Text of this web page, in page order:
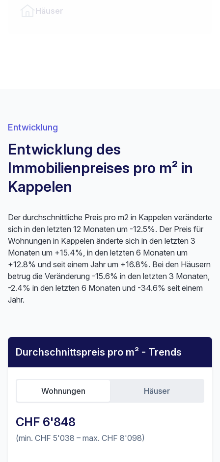
Häuser
Entwicklung
Entwicklung des
Immobilienpreises pro m² in
Kappelen
Der durchschnittliche Preis pro m2 in Kappelen veränderte
sich in den letzten 12 Monaten um -12.5%. Der Preis für
Wohnungen in Kappelen änderte sich in den letzten 3
Monaten um +15.4%, in den letzten 6 Monaten um
+12.8% und seit einem Jahr um +16.8%. Bei den Häusern
betrug die Veränderung -15.6% in den letzten 3 Monaten,
-2.4% in den letzten 6 Monaten und -34.6% seit einem
Jahr.
Durchschnittspreis pro m² - Trends
CHF 6'848
(min. CHF 5'038 – max. CHF 8'098)
Wohnungen Häuser